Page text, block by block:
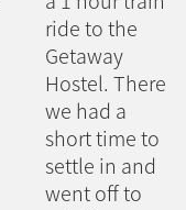
ride to the
Getaway
Hostel. There
we had a
short time to
settle in and
went off to